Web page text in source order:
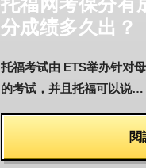
分成绩多久出？
托福考试由 ETS举办针对
的考试，并且托福可以说…
閱